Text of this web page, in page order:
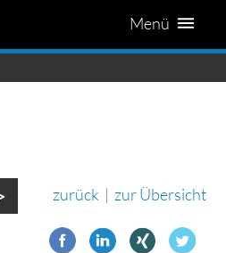
Menü
zurück | zur Übersicht